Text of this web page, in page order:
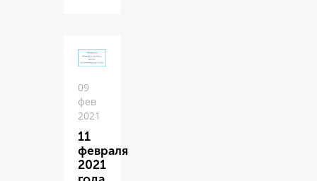
09
фев
2021
11
февраля
2021